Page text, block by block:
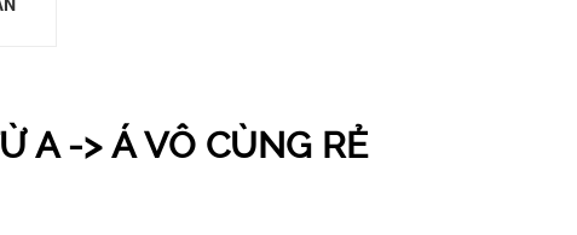
A -> Á VÔ CÙNG RẺ